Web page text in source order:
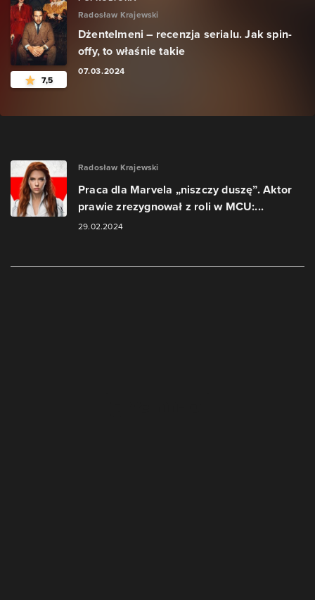
7,5
Radosław Krajewski
Dżentelmeni – recenzja serialu. Jak spin-
offy, to właśnie takie
07.03.2024
Radosław Krajewski
Praca dla Marvela „niszczy duszę”. Aktor
prawie zrezygnował z roli w MCU:...
29.02.2024